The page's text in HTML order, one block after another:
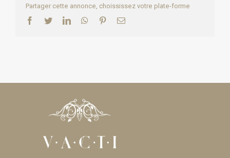
Partager cette annonce, choississez votre plate-forme
Facebook
TwitterLinkedInWhatsApp
PinterestEmail